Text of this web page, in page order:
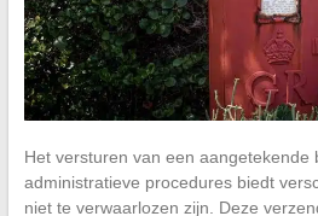
Het versturen van een aangetekende
administratieve procedures biedt
niet te verwaarlozen zijn. Deze